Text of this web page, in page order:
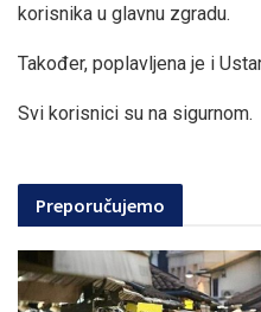
korisnika u glavnu zgradu.
Također, poplavljena je i
Svi korisnici su na sigurnom.
Preporučujemo